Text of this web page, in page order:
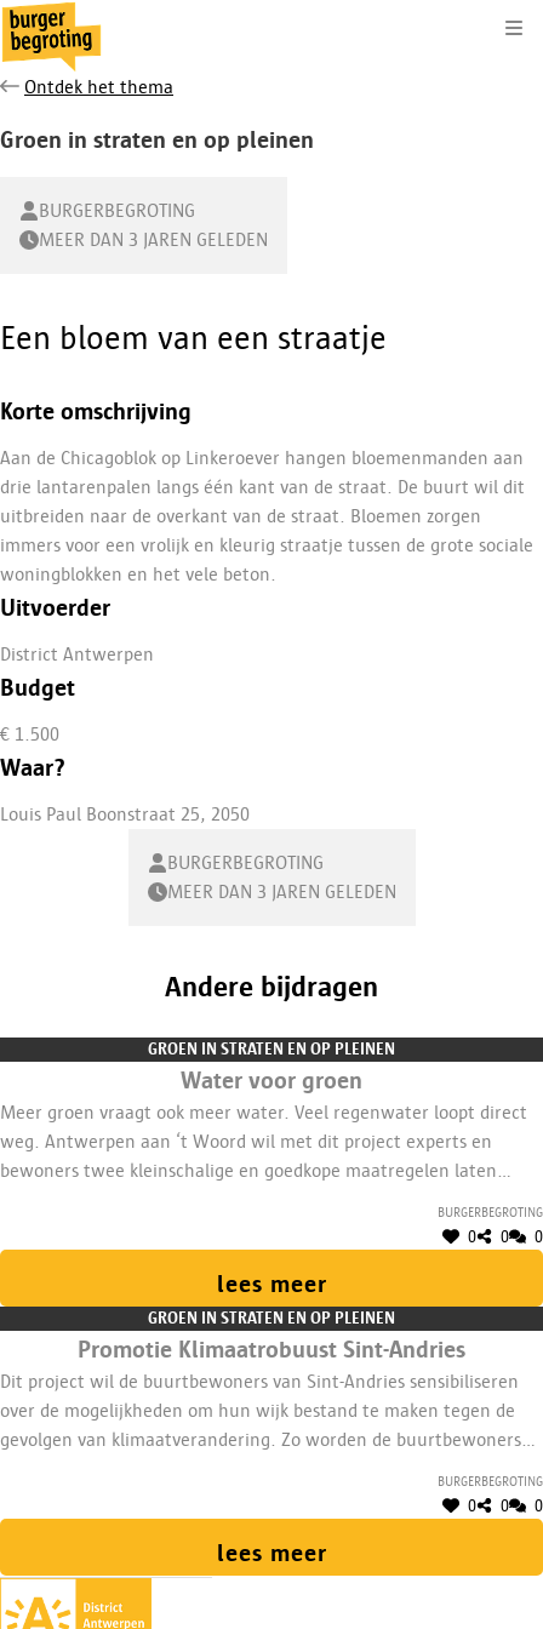
Ontdek het thema
Groen in straten en op pleinen
BURGERBEGROTING
MEER DAN 3 JAREN GELEDEN
Een bloem van een straatje
Korte omschrijving
Aan de Chicagoblok op Linkeroever hangen bloemenmanden aan
drie lantarenpalen langs één kant van de straat. De buurt wil dit
uitbreiden naar de overkant van de straat. Bloemen zorgen
immers voor een vrolijk en kleurig straatje tussen de grote sociale
woningblokken en het vele beton.
Uitvoerder
District Antwerpen
Budget
€ 1.500
Waar?
Louis Paul Boonstraat 25, 2050
BURGERBEGROTING
MEER DAN 3 JAREN GELEDEN
Andere bijdragen
GROEN IN STRATEN EN OP PLEINEN
Water voor groen
Meer groen vraagt ook meer water. Veel regenwater loopt direct
weg. Antwerpen aan ‘t Woord wil met dit project experts en
bewoners twee kleinschalige en goedkope maatregelen laten
straatniveau. Dit water kan gebruikt worden voor het begieten
van lokaal groen.
Burgerbegroting
0 0 0
lees meer
GROEN IN STRATEN EN OP PLEINEN
Promotie Klimaatrobuust Sint-Andries
Dit project wil de buurtbewoners van Sint-Andries sensibiliseren
over de mogelijkheden om hun wijk bestand te maken tegen de
gevolgen van klimaatverandering. Zo worden de buurtbewoners
kosten. Ook eetbaar groen en gezondheid komen aan bod.
Burgerbegroting
0 0 0
lees meer